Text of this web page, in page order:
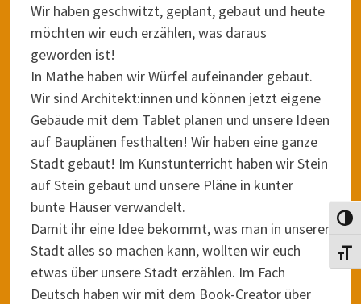
Wir haben geschwitzt, geplant, gebaut und heute
möchten wir euch erzählen, was daraus
geworden ist!
In Mathe haben wir Würfel aufeinander gebaut.
Wir sind Architekt:innen und können jetzt eigene
Gebäude mit dem Tablet planen und unsere Ideen
auf Bauplänen festhalten! Wir haben eine ganze
Stadt gebaut! Im Kunstunterricht haben wir Stein
auf Stein gebaut und unsere Pläne in kunter
bunte Häuser verwandelt.
Damit ihr eine Idee bekommt, was man in unserer
Stadt alles so machen kann, wollten wir euch
etwas über unsere Stadt erzählen. Im Fach
Deutsch haben wir mit dem Book-Creator über